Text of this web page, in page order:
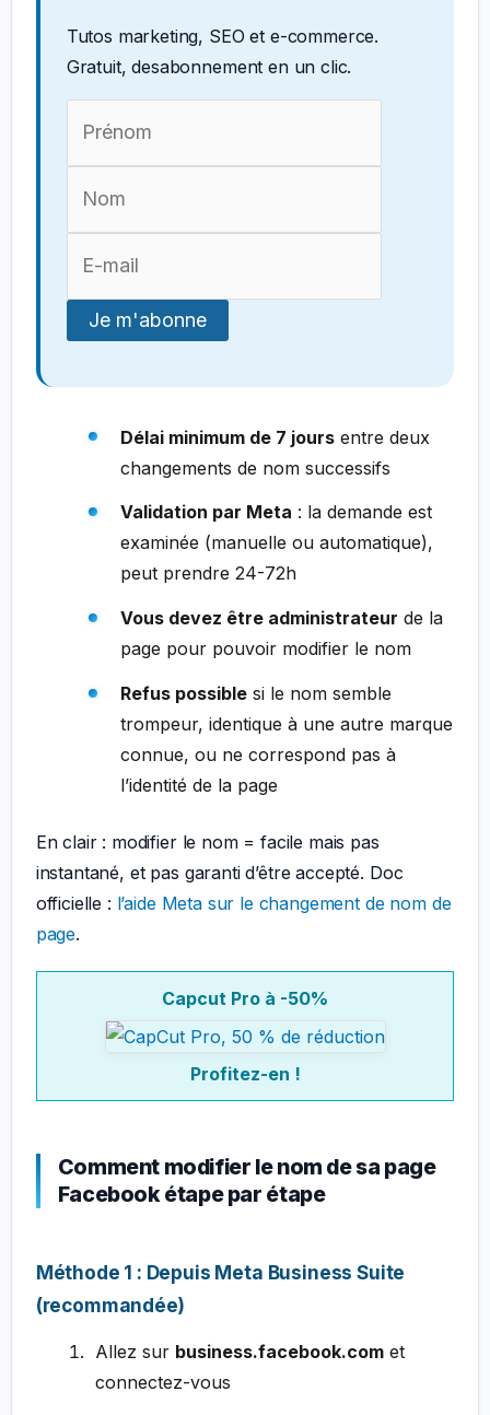
Tutos marketing, SEO et e-commerce.
Gratuit, desabonnement en un clic.
Délai minimum de 7 joursentre deux
changements de nom successifs
Validation par Meta : la demande est
examinée (manuelle ou automatique),
peut prendre 24-72h
Vous devez être administrateur de la
page pour pouvoir modifier le nom
Refus possiblesi le nom semble
trompeur, identique à une autre marque
connue, ou ne correspond pas à
l’identité de la page
En clair : modifier le nom = facile mais pas
instantané, et pas garanti d’être accepté. Doc
officielle : l’aide Meta sur le changement de nom de
page.
Capcut Pro à -50%
Profitez-en !
Comment modifier le nom de sa page
Facebook étape par étape
Méthode 1 : Depuis Meta Business Suite
(recommandée)
Allez sur business.facebook.com et
connectez-vous